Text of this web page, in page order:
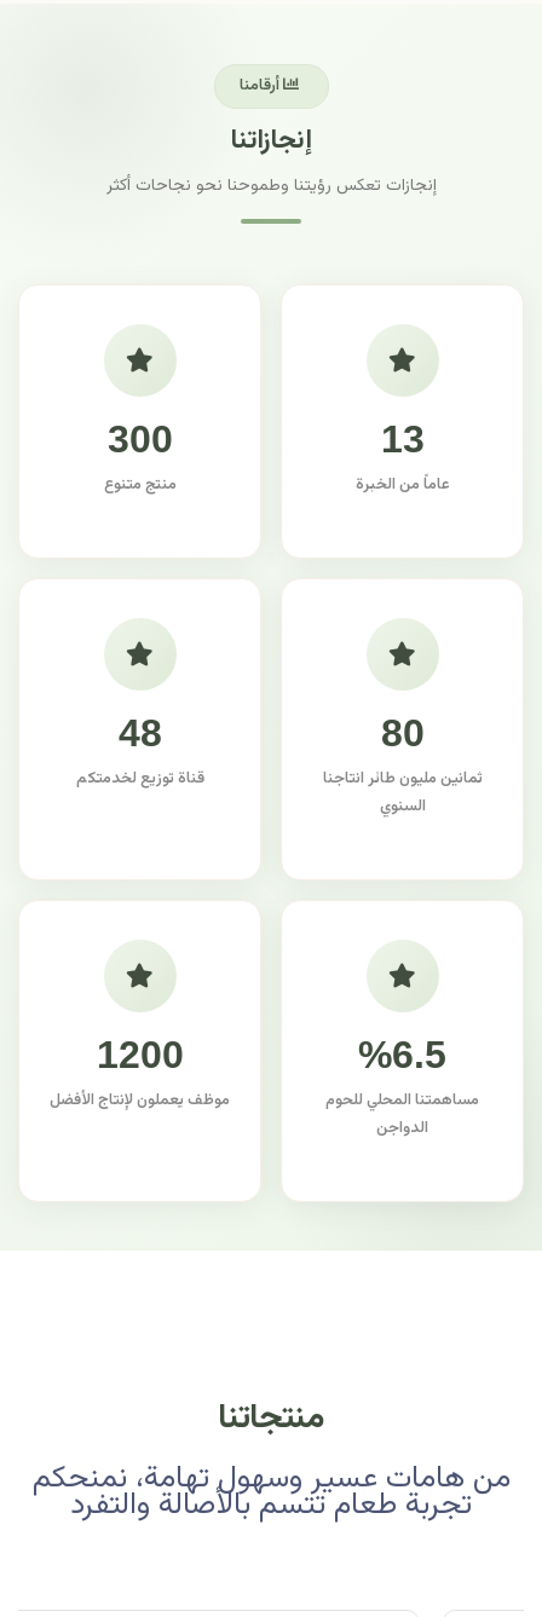
أرقامنا
إنجازاتنا
إنجازات تعكس رؤيتنا وطموحنا نحو نجاحات أكثر
13
عاماً من الخبرة
300
منتج متنوع
80
ثمانين مليون طائر انتاجنا
السنوي
48
قناة توزيع لخدمتكم
%6.5
مساهمتنا المحلي للحوم
الدواجن
1200
موظف يعملون لإنتاج الأفضل
منتجاتنا
من هامات عسير وسهول تهامة، نمنحكم
تجربة طعام تتسم بالأصالة والتفرد